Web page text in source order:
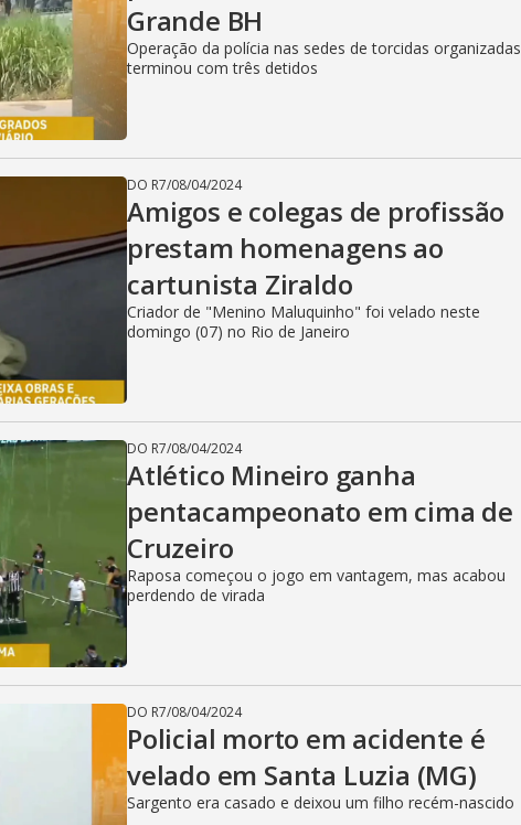
i
d
e
o
Grande BH
Operação da polícia nas sedes de torcidas organizadas
terminou com três detidos
DO R7/08/04/2024
Amigos e colegas de profissão
prestam homenagens ao
cartunista Ziraldo
Criador de "Menino Maluquinho" foi velado neste
domingo (07) no Rio de Janeiro
DO R7/08/04/2024
Atlético Mineiro ganha
pentacampeonato em cima de
Cruzeiro
Raposa começou o jogo em vantagem, mas acabou
perdendo de virada
DO R7/08/04/2024
Policial morto em acidente é
velado em Santa Luzia (MG)
Sargento era casado e deixou um filho recém-nascido